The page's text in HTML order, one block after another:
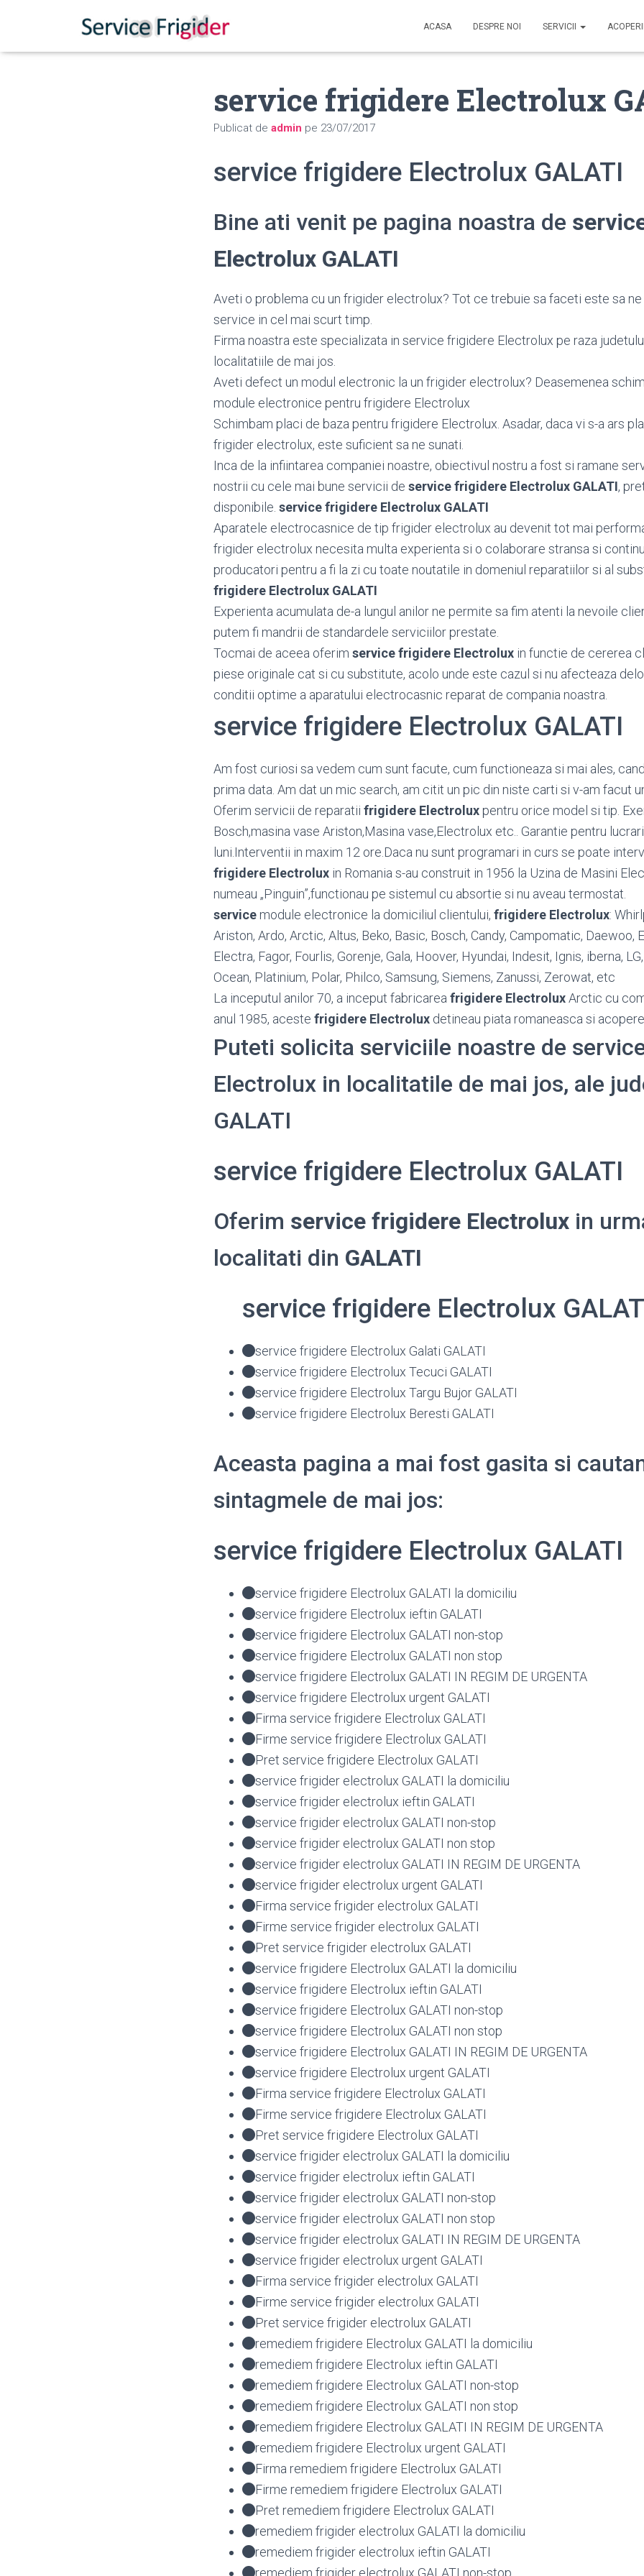
ACASA DESPRE NOI SERVICII
service frigidere Electrolux
Publicat de admin pe 23/07/2017
service frigidere Electrolux GALATI
Bine ati venit pe pagina noastra de
Electrolux GALATI
Aveti o problema cu un frigider electrolux? Tot ce trebuie sa faceti este sa
service in cel mai scurt timp.
Firma noastra este specializata in service frigidere Electrolux pe raza
localitatiile de mai jos.
Aveti defect un modul electronic la un frigider electrolux? Deasemenea
module electronice pentru frigidere Electrolux
Schimbam placi de baza pentru frigidere Electrolux. Asadar, daca vi s-a ars
frigider electrolux, este suficient sa ne sunati.
Inca de la infiintarea companiei noastre, obiectivul nostru a fost si ramane
nostrii cu cele mai bune servicii de service frigidere Electrolux GALATI,
disponibile. service frigidere Electrolux GALATI
Aparatele electrocasnice de tip frigider electrolux au devenit tot mai
frigider electrolux necesita multa experienta si o colaborare stransa si
producatori pentru a fi la zi cu toate noutatile in domeniul reparatiilor si al
frigidere Electrolux GALATI
Experienta acumulata de-a lungul anilor ne permite sa fim atenti la nevoile
putem fi mandrii de standardele serviciilor prestate.
Tocmai de aceea oferim service frigidere Electrolux in functie de cererea
piese originale cat si cu substitute, acolo unde este cazul si nu afecteaza
conditii optime a aparatului electrocasnic reparat de compania noastra.
service frigidere Electrolux GALATI
Am fost curiosi sa vedem cum sunt facute, cum functioneaza si mai ales,
prima data. Am dat un mic search, am citit un pic din niste carti si v-am facut
Oferim servicii de reparatii frigidere Electrolux pentru orice model si tip.
Bosch,masina vase Ariston,Masina vase,Electrolux etc.. Garantie pentru
luni.Interventii in maxim 12 ore.Daca nu sunt programari in curs se poate
frigidere Electrolux in Romania s-au construit in 1956 la Uzina de Masini
numeau „Pinguin”,functionau pe sistemul cu absortie si nu aveau termostat.
service module electronice la domiciliul clientului, frigidere Electrolux:
Ariston, Ardo, Arctic, Altus, Beko, Basic, Bosch, Candy, Campomatic, Daewoo,
Electra, Fagor, Fourlis, Gorenje, Gala, Hoover, Hyundai, Indesit, Ignis, iberna,
Ocean, Platinium, Polar, Philco, Samsung, Siemens, Zanussi, Zerowat, etc
La inceputul anilor 70, a inceput fabricarea frigidere ElectroluxArctic cu
anul 1985, aceste frigidere Electrolux detineau piata romaneasca si
Puteti solicita serviciile noastre de
Electrolux in localitatile de mai jos, ale
GALATI
service frigidere Electrolux GALATI
Oferim service frigidere Electrolux in
localitati din GALATI
service frigidere Electrolux
service frigidere Electrolux Galati GALATI
service frigidere Electrolux Tecuci GALATI
service frigidere Electrolux Targu Bujor GALATI
service frigidere Electrolux Beresti GALATI
Aceasta pagina a mai fost gasita si
sintagmele de mai jos:
service frigidere Electrolux GALATI
service frigidere Electrolux GALATI la domiciliu
service frigidere Electrolux ieftin GALATI
service frigidere Electrolux GALATI non-stop
service frigidere Electrolux GALATI non stop
service frigidere Electrolux GALATI IN REGIM DE URGENTA
service frigidere Electrolux urgent GALATI
Firma service frigidere Electrolux GALATI
Firme service frigidere Electrolux GALATI
Pret service frigidere Electrolux GALATI
service frigider electrolux GALATI la domiciliu
service frigider electrolux ieftin GALATI
service frigider electrolux GALATI non-stop
service frigider electrolux GALATI non stop
service frigider electrolux GALATI IN REGIM DE URGENTA
service frigider electrolux urgent GALATI
Firma service frigider electrolux GALATI
Firme service frigider electrolux GALATI
Pret service frigider electrolux GALATI
service frigidere Electrolux GALATI la domiciliu
service frigidere Electrolux ieftin GALATI
service frigidere Electrolux GALATI non-stop
service frigidere Electrolux GALATI non stop
service frigidere Electrolux GALATI IN REGIM DE URGENTA
service frigidere Electrolux urgent GALATI
Firma service frigidere Electrolux GALATI
Firme service frigidere Electrolux GALATI
Pret service frigidere Electrolux GALATI
service frigider electrolux GALATI la domiciliu
service frigider electrolux ieftin GALATI
service frigider electrolux GALATI non-stop
service frigider electrolux GALATI non stop
service frigider electrolux GALATI IN REGIM DE URGENTA
service frigider electrolux urgent GALATI
Firma service frigider electrolux GALATI
Firme service frigider electrolux GALATI
Pret service frigider electrolux GALATI
remediem frigidere Electrolux GALATI la domiciliu
remediem frigidere Electrolux ieftin GALATI
remediem frigidere Electrolux GALATI non-stop
remediem frigidere Electrolux GALATI non stop
remediem frigidere Electrolux GALATI IN REGIM DE URGENTA
remediem frigidere Electrolux urgent GALATI
Firma remediem frigidere Electrolux GALATI
Firme remediem frigidere Electrolux GALATI
Pret remediem frigidere Electrolux GALATI
remediem frigider electrolux GALATI la domiciliu
remediem frigider electrolux ieftin GALATI
remediem frigider electrolux GALATI non-stop